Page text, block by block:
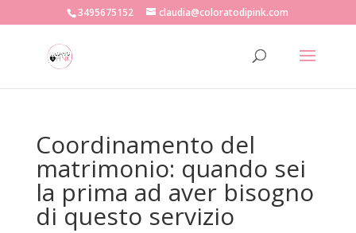
3495675152 claudia@coloratodipink.com
Coordinamento del
matrimonio: quando sei
la prima ad aver bisogno
di questo servizio